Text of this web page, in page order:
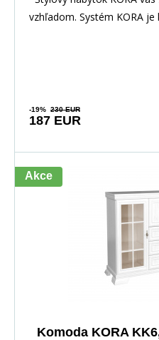
vzhľadom. Systém KORA
-19% 230 EUR
187 EUR
Akce
Komoda KORA